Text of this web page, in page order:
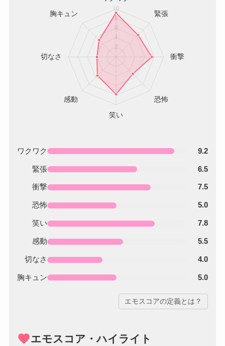
ワクワク 9.2
緊張 6.5
衝撃 7.5
恐怖 5.0
笑い 7.8
感動 5.5
切なさ 4.0
胸キュン 5.0
エモスコアの定義とは？
favoriteエモスコア・ハイライト